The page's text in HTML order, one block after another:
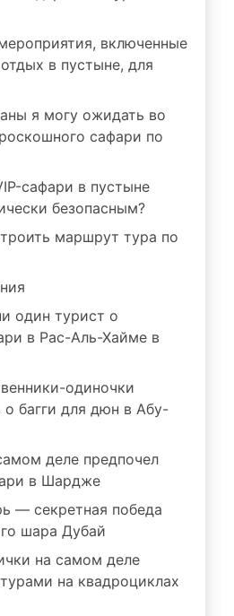
включенные
в пустыне, для
я могу ожидать во
сафари по
сафари в пустыне
безопасным?
маршрут тура по
один турист о
в Рас-Аль-Хайме в
одиночки
багги для дюн в Абу-
деле предпочел
в Шардже
— секретная победа
шара Дубай
на самом деле
на квадроциклах